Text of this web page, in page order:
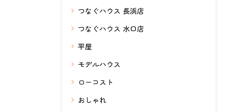
つなぐハウス 長浜店
つなぐハウス 水口店
平屋
モデルハウス
ローコスト
おしゃれ